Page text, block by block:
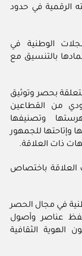
الرقمية في حدود
الوطنية في
بالتنسيق مع
بحصر وتوثيق
من القطاعين
وتصنيفها
وإتاحتها للجمهور
ذات العلاقة.
العلاقة باختصاص
في مجال الحصر
عناصر وأصول
الهوية الثقافية